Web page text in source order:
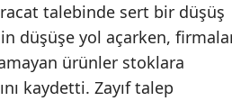
talebinde sert bir düşüş
düşüşe yol açarken,
ürünler stoklara
kaydetti. Zayıf talep